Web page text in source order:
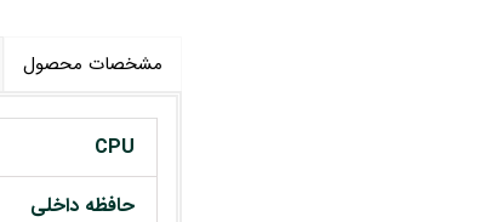
مشخصات محصول
CPU
حافظه داخلی